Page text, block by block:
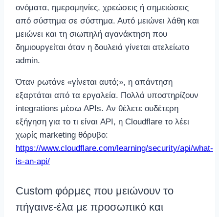
ονόματα, ημερομηνίες, χρεώσεις ή σημειώσεις
από σύστημα σε σύστημα. Αυτό μειώνει λάθη και
μειώνει και τη σιωπηλή αγανάκτηση που
δημιουργείται όταν η δουλειά γίνεται ατελείωτο
admin.
Όταν ρωτάνε «γίνεται αυτό;», η απάντηση
εξαρτάται από τα εργαλεία. Πολλά υποστηρίζουν
integrations μέσω APIs. Αν θέλετε ουδέτερη
εξήγηση για το τι είναι API, η Cloudflare το λέει
χωρίς marketing θόρυβο:
https://www.cloudflare.com/learning/security/api/what-
is-an-api/
Custom φόρμες που μειώνουν το
πήγαινε-έλα με προσωπικό και